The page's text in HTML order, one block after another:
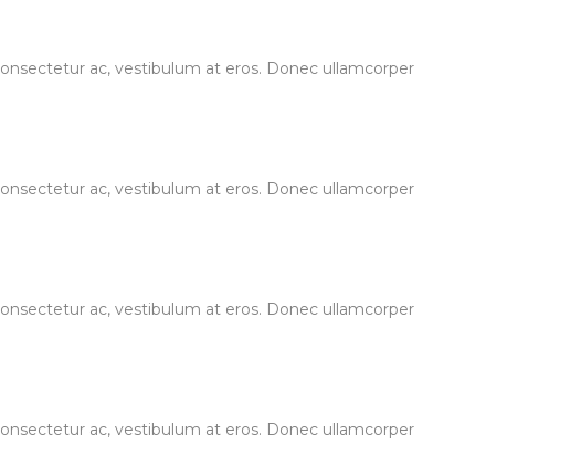
ac, vestibulum at eros. Donec ullamcorper
ac, vestibulum at eros. Donec ullamcorper
ac, vestibulum at eros. Donec ullamcorper
ac, vestibulum at eros. Donec ullamcorper